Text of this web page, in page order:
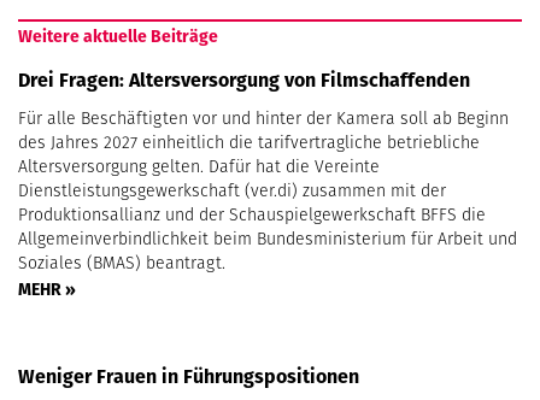
Weitere aktuelle Beiträge
Drei Fragen: Altersversorgung von Filmschaffenden
Für alle Beschäftigten vor und hinter der Kamera soll ab Beginn
des Jahres 2027 einheitlich die tarifvertragliche betriebliche
Altersversorgung gelten. Dafür hat die Vereinte
Dienstleistungsgewerkschaft (ver.di) zusammen mit der
Produktionsallianz und der Schauspielgewerkschaft BFFS die
Allgemeinverbindlichkeit beim Bundesministerium für Arbeit und
Soziales (BMAS) beantragt.
MEHR »
Weniger Frauen in Führungspositionen